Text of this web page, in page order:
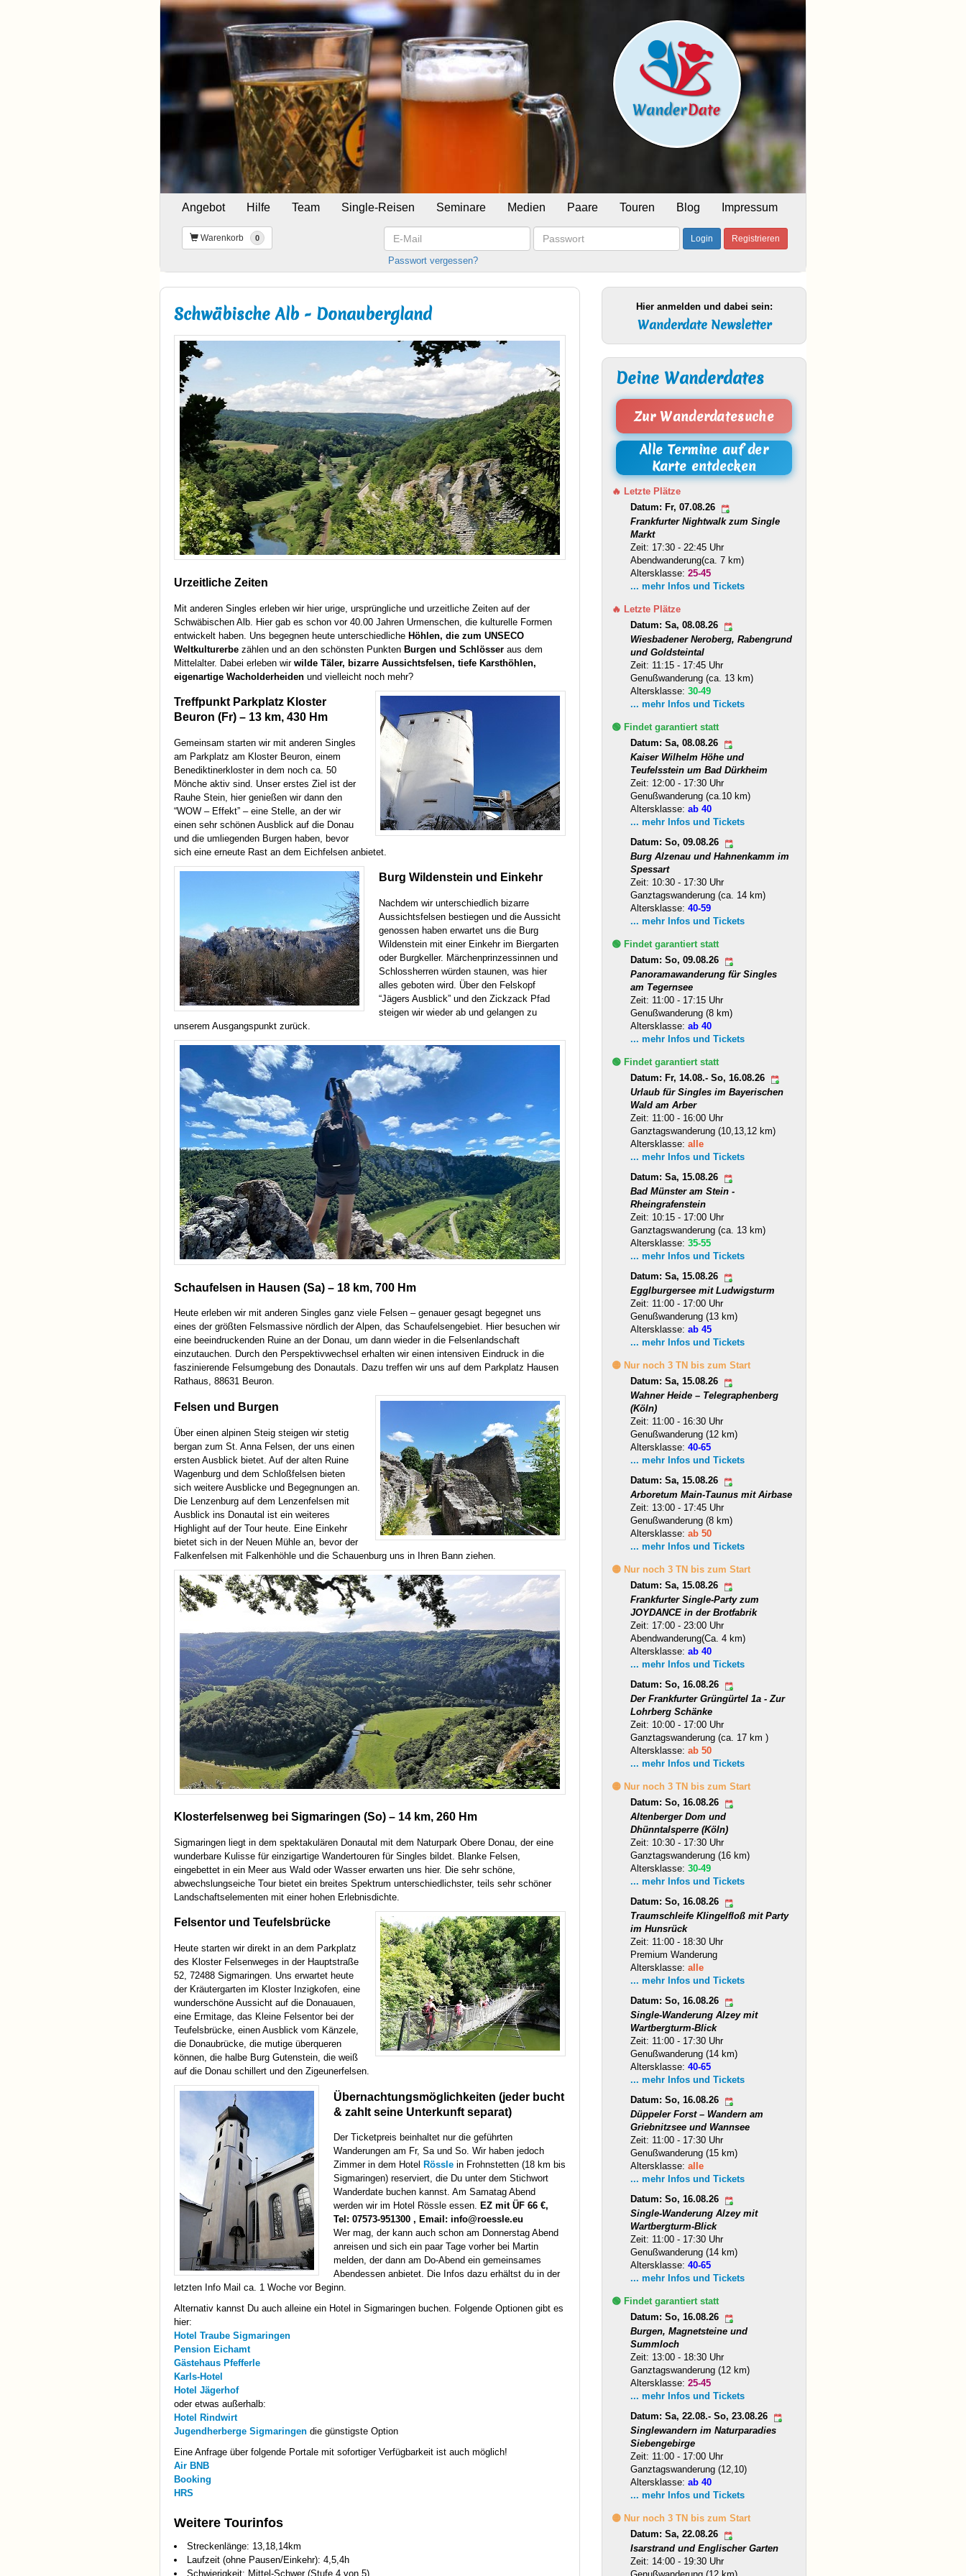
Angebot Hilfe Team Single-Reisen Seminare Medien Paare Touren Blog Impressum
Warenkorb 0
E-
Mail
Passwort
Login Registrieren
Passwort vergessen?
Schwäbische Alb - Donaubergland
Urzeitliche Zeiten
Mit anderen Singles erleben wir hier urige, ursprüngliche und urzeitliche Zeiten auf der
Schwäbischen Alb. Hier gab es schon vor 40.00 Jahren Urmenschen, die kulturelle Formen
entwickelt haben. Uns begegnen heute unterschiedliche Höhlen, die zum UNSECO
Weltkulturerbe zählen und an den schönsten Punkten Burgen und Schlösser aus dem
Mittelalter. Dabei erleben wir wilde Täler, bizarre Aussichtsfelsen, tiefe Karsthöhlen,
eigenartige Wacholderheiden und vielleicht noch mehr?
Treffpunkt Parkplatz Kloster
Beuron (Fr) – 13 km, 430 Hm
Gemeinsam starten wir mit anderen Singles
am Parkplatz am Kloster Beuron, einem
Benediktinerkloster in dem noch ca. 50
Mönche aktiv sind. Unser erstes Ziel ist der
Rauhe Stein, hier genießen wir dann den
“WOW – Effekt” – eine Stelle, an der wir
einen sehr schönen Ausblick auf die Donau
und die umliegenden Burgen haben, bevor
sich eine erneute Rast an dem Eichfelsen anbietet.
Burg Wildenstein und Einkehr
Nachdem wir unterschiedlich bizarre
Aussichtsfelsen bestiegen und die Aussicht
genossen haben erwartet uns die Burg
Wildenstein mit einer Einkehr im Biergarten
oder Burgkeller. Märchenprinzessinnen und
Schlossherren würden staunen, was hier
alles geboten wird. Über den Felskopf
“Jägers Ausblick” und den Zickzack Pfad
steigen wir wieder ab und gelangen zu
unserem Ausgangspunkt zurück.
Schaufelsen in Hausen (Sa) – 18 km, 700 Hm
Heute erleben wir mit anderen Singles ganz viele Felsen – genauer gesagt begegnet uns
eines der größten Felsmassive nördlich der Alpen, das Schaufelsengebiet. Hier besuchen wir
eine beeindruckenden Ruine an der Donau, um dann wieder in die Felsenlandschaft
einzutauchen. Durch den Perspektivwechsel erhalten wir einen intensiven Eindruck in die
faszinierende Felsumgebung des Donautals. Dazu treffen wir uns auf dem Parkplatz Hausen
Rathaus, 88631 Beuron.
Felsen und Burgen
Über einen alpinen Steig steigen wir stetig
bergan zum St. Anna Felsen, der uns einen
ersten Ausblick bietet. Auf der alten Ruine
Wagenburg und dem Schloßfelsen bieten
sich weitere Ausblicke und Begegnungen an.
Die Lenzenburg auf dem Lenzenfelsen mit
Ausblick ins Donautal ist ein weiteres
Highlight auf der Tour heute. Eine Einkehr
bietet sich in der Neuen Mühle an, bevor der
Falkenfelsen mit Falkenhöhle und die Schauenburg uns in Ihren Bann ziehen.
Klosterfelsenweg bei Sigmaringen (So) – 14 km, 260 Hm
Sigmaringen liegt in dem spektakulären Donautal mit dem Naturpark Obere Donau, der eine
wunderbare Kulisse für einzigartige Wandertouren für Singles bildet. Blanke Felsen,
eingebettet in ein Meer aus Wald oder Wasser erwarten uns hier. Die sehr schöne,
abwechslungseiche Tour bietet ein breites Spektrum unterschiedlichster, teils sehr schöner
Landschaftselementen mit einer hohen Erlebnisdichte.
Felsentor und Teufelsbrücke
Heute starten wir direkt in an dem Parkplatz
des Kloster Felsenweges in der Hauptstraße
52, 72488 Sigmaringen. Uns erwartet heute
der Kräutergarten im Kloster Inzigkofen, eine
wunderschöne Aussicht auf die Donauauen,
eine Ermitage, das Kleine Felsentor bei der
Teufelsbrücke, einen Ausblick vom Känzele,
die Donaubrücke, die mutige überqueren
können, die halbe Burg Gutenstein, die weiß
auf die Donau schillert und den Zigeunerfelsen.
Übernachtungsmöglichkeiten (jeder bucht
& zahlt seine Unterkunft separat)
Der Ticketpreis beinhaltet nur die geführten
Wanderungen am Fr, Sa und So. Wir haben jedoch
Zimmer in dem Hotel Rössle in Frohnstetten (18 km bis
Sigmaringen) reserviert, die Du unter dem Stichwort
Wanderdate buchen kannst. Am Samatag Abend
werden wir im Hotel Rössle essen. EZ mit ÜF 66 €,
Tel: 07573-951300 , Email: info@roessle.eu
Wer mag, der kann auch schon am Donnerstag Abend
anreisen und sich ein paar Tage vorher bei Martin
melden, der dann am Do-Abend ein gemeinsames
Abendessen anbietet. Die Infos dazu erhältst du in der
letzten Info Mail ca. 1 Woche vor Beginn.
Alternativ kannst Du auch alleine ein Hotel in Sigmaringen buchen. Folgende Optionen gibt es
hier:
Hotel Traube Sigmaringen
Pension Eichamt
Gästehaus Pfefferle
Karls-Hotel
Hotel Jägerhof
oder etwas außerhalb:
Hotel Rindwirt
Jugendherberge Sigmaringen die günstigste Option
Eine Anfrage über folgende Portale mit sofortiger Verfügbarkeit ist auch möglich!
Air BNB
Booking
HRS
Weitere Tourinfos
Streckenlänge: 13,18,14km
Laufzeit (ohne Pausen/Einkehr): 4,5,4h
Schwierigkeit: Mittel-Schwer (Stufe 4 von 5)
Hier anmelden und dabei sein:
Wanderdate Newsletter
Deine Wanderdates
Zur Wanderdatesuche
Alle Termine auf der
Karte entdecken
🔥 Letzte Plätze
Datum: Fr, 07.08.26
Frankfurter Nightwalk zum Single
Markt
Zeit: 17:30 - 22:45 Uhr
Abendwanderung(ca. 7 km)
Altersklasse:25-45
... mehr Infos und Tickets
🔥 Letzte Plätze
Datum: Sa, 08.08.26
Wiesbadener Neroberg, Rabengrund
und Goldsteintal
Zeit: 11:15 - 17:45 Uhr
Genußwanderung (ca. 13 km)
Altersklasse:30-49
... mehr Infos und Tickets
🟢 Findet garantiert statt
Datum: Sa, 08.08.26
Kaiser Wilhelm Höhe und
Teufelsstein um Bad Dürkheim
Zeit: 12:00 - 17:30 Uhr
Genußwanderung (ca.10 km)
Altersklasse:ab 40
... mehr Infos und Tickets
Datum: So, 09.08.26
Burg Alzenau und Hahnenkamm im
Spessart
Zeit: 10:30 - 17:30 Uhr
Ganztagswanderung (ca. 14 km)
Altersklasse:40-59
... mehr Infos und Tickets
🟢 Findet garantiert statt
Datum: So, 09.08.26
Panoramawanderung für Singles
am Tegernsee
Zeit: 11:00 - 17:15 Uhr
Genußwanderung (8 km)
Altersklasse:ab 40
... mehr Infos und Tickets
🟢 Findet garantiert statt
Datum: Fr, 14.08.- So, 16.08.26
Urlaub für Singles im Bayerischen
Wald am Arber
Zeit: 11:00 - 16:00 Uhr
Ganztagswanderung (10,13,12 km)
Altersklasse:alle
... mehr Infos und Tickets
Datum: Sa, 15.08.26
Bad Münster am Stein -
Rheingrafenstein
Zeit: 10:15 - 17:00 Uhr
Ganztagswanderung (ca. 13 km)
Altersklasse:35-55
... mehr Infos und Tickets
Datum: Sa, 15.08.26
Egglburgersee mit Ludwigsturm
Zeit: 11:00 - 17:00 Uhr
Genußwanderung (13 km)
Altersklasse:ab 45
... mehr Infos und Tickets
🟡 Nur noch 3 TN bis zum Start
Datum: Sa, 15.08.26
Wahner Heide – Telegraphenberg
(Köln)
Zeit: 11:00 - 16:30 Uhr
Genußwanderung (12 km)
Altersklasse:40-65
... mehr Infos und Tickets
Datum: Sa, 15.08.26
Arboretum Main-Taunus mit Airbase
Zeit: 13:00 - 17:45 Uhr
Genußwanderung (8 km)
Altersklasse:ab 50
... mehr Infos und Tickets
🟡 Nur noch 3 TN bis zum Start
Datum: Sa, 15.08.26
Frankfurter Single-Party zum
JOYDANCE in der Brotfabrik
Zeit: 17:00 - 23:00 Uhr
Abendwanderung(Ca. 4 km)
Altersklasse:ab 40
... mehr Infos und Tickets
Datum: So, 16.08.26
Der Frankfurter Grüngürtel 1a - Zur
Lohrberg Schänke
Zeit: 10:00 - 17:00 Uhr
Ganztagswanderung (ca. 17 km )
Altersklasse:ab 50
... mehr Infos und Tickets
🟡 Nur noch 3 TN bis zum Start
Datum: So, 16.08.26
Altenberger Dom und
Dhünntalsperre (Köln)
Zeit: 10:30 - 17:30 Uhr
Ganztagswanderung (16 km)
Altersklasse:30-49
... mehr Infos und Tickets
Datum: So, 16.08.26
Traumschleife Klingelfloß mit Party
im Hunsrück
Zeit: 11:00 - 18:30 Uhr
Premium Wanderung
Altersklasse:alle
... mehr Infos und Tickets
Datum: So, 16.08.26
Single-Wanderung Alzey mit
Wartbergturm-Blick
Zeit: 11:00 - 17:30 Uhr
Genußwanderung (14 km)
Altersklasse:40-65
... mehr Infos und Tickets
Datum: So, 16.08.26
Düppeler Forst – Wandern am
Griebnitzsee und Wannsee
Zeit: 11:00 - 17:30 Uhr
Genußwanderung (15 km)
Altersklasse:alle
... mehr Infos und Tickets
Datum: So, 16.08.26
Single-Wanderung Alzey mit
Wartbergturm-Blick
Zeit: 11:00 - 17:30 Uhr
Genußwanderung (14 km)
Altersklasse:40-65
... mehr Infos und Tickets
🟢 Findet garantiert statt
Datum: So, 16.08.26
Burgen, Magnetsteine und
Summloch
Zeit: 13:00 - 18:30 Uhr
Ganztagswanderung (12 km)
Altersklasse:25-45
... mehr Infos und Tickets
Datum: Sa, 22.08.- So, 23.08.26
Singlewandern im Naturparadies
Siebengebirge
Zeit: 11:00 - 17:00 Uhr
Ganztagswanderung (12,10)
Altersklasse:ab 40
... mehr Infos und Tickets
🟡 Nur noch 3 TN bis zum Start
Datum: Sa, 22.08.26
Isarstrand und Englischer Garten
Zeit: 14:00 - 19:30 Uhr